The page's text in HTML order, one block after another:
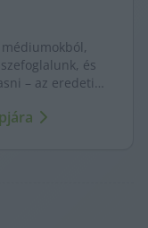
és
– az eredeti